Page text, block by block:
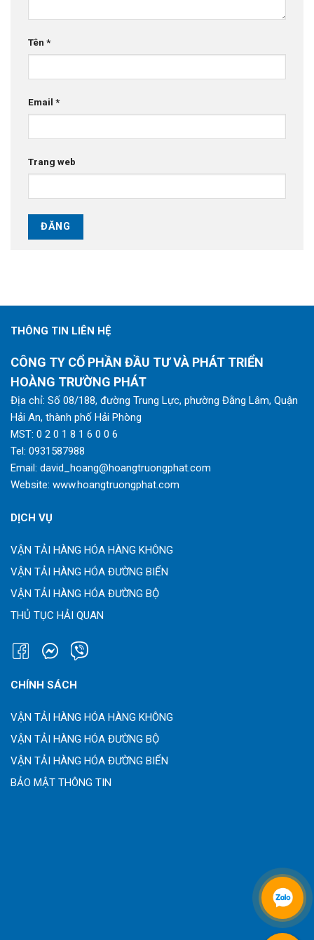
Tên *
Email *
Trang web
THÔNG TIN LIÊN HỆ
CÔNG TY CỔ PHẦN ĐẦU TƯ VÀ PHÁT TRIỂN
HOÀNG TRƯỜNG PHÁT
Địa chỉ: Số 08/188, đường Trung Lực, phường Đằng Lâm, Quận
Hải An, thành phố Hải Phòng
MST: 0 2 0 1 8 1 6 0 0 6
Tel: 0931587988
Email: david_hoang@hoangtruongphat.com
Website: www.hoangtruongphat.com
DỊCH VỤ
VẬN TẢI HÀNG HÓA HÀNG KHÔNG
VẬN TẢI HÀNG HÓA ĐƯỜNG BIỂN
VẬN TẢI HÀNG HÓA ĐƯỜNG BỘ
THỦ TỤC HẢI QUAN
CHÍNH SÁCH
VẬN TẢI HÀNG HÓA HÀNG KHÔNG
VẬN TẢI HÀNG HÓA ĐƯỜNG BỘ
VẬN TẢI HÀNG HÓA ĐƯỜNG BIỂN
BẢO MẬT THÔNG TIN